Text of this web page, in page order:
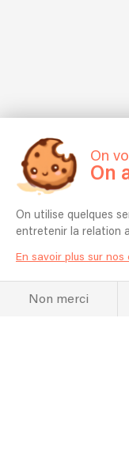
On
On
On utilise quelques
entretenir la relation
En savoir plus sur nos
Non merci